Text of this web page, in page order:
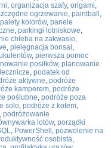
, organizacja szafy, origami,
ogrzewanie, paintball ,
palety kolorów, panele
, parkingi lotniskowe,
chleba na zakwasie,
, pielęgnacja bonsai,
, pierwsza pomoc
posiłków, planowanie
, podatek od
aktywne, podróże
kamperem, podróże
poślubne, podróże poza
solo, podróże z kotem,
, podróżowanie
lotów, porządki
, PowerShell , pozwolenie na
osobista,